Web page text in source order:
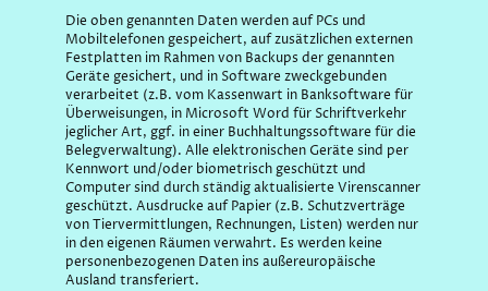
Die oben genannten Daten werden auf PCs und
Mobiltelefonen gespeichert, auf zusätzlichen externen
Festplatten im Rahmen von Backups der genannten
Geräte gesichert, und in Software zweckgebunden
verarbeitet (z.B. vom Kassenwart in Banksoftware für
Überweisungen, in Microsoft Word für Schriftverkehr
jeglicher Art, ggf. in einer Buchhaltungssoftware für die
Belegverwaltung). Alle elektronischen Geräte sind per
Kennwort und/oder biometrisch geschützt und
Computer sind durch ständig aktualisierte Virenscanner
geschützt. Ausdrucke auf Papier (z.B. Schutzverträge
von Tiervermittlungen, Rechnungen, Listen) werden nur
in den eigenen Räumen verwahrt. Es werden keine
personenbezogenen Daten ins außereuropäische
Ausland transferiert.